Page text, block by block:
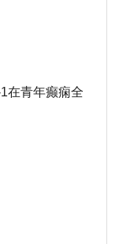
在青年癫痫全